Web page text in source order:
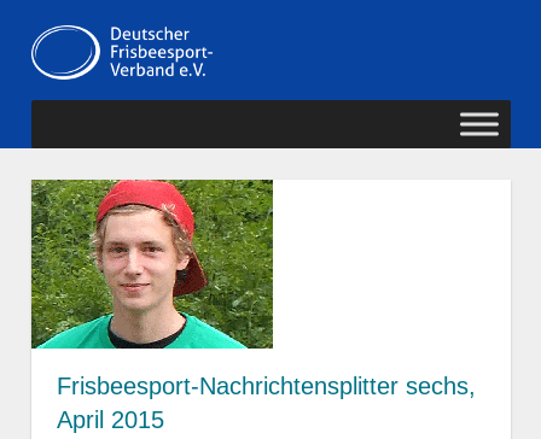
Inhalt
springen
Frisbeesport-
Verband
Frisbeesport-Nachrichtensplitter sechs,
April 2015